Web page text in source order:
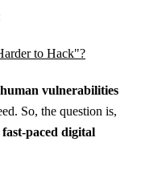
to Hack"?
human vulnerabilities
So, the question is,
paced digital